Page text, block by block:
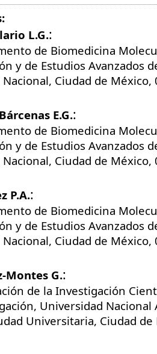
L.G.:
de Biomedicina
y de Estudios Avanzados
Ciudad de México,
E.G.:
de Biomedicina
y de Estudios Avanzados
Ciudad de México,
P.A.:
de Biomedicina
y de Estudios Avanzados
Ciudad de México,
Montes G.:
de la Investigación
Universidad Nacional
Universitaria, Ciudad